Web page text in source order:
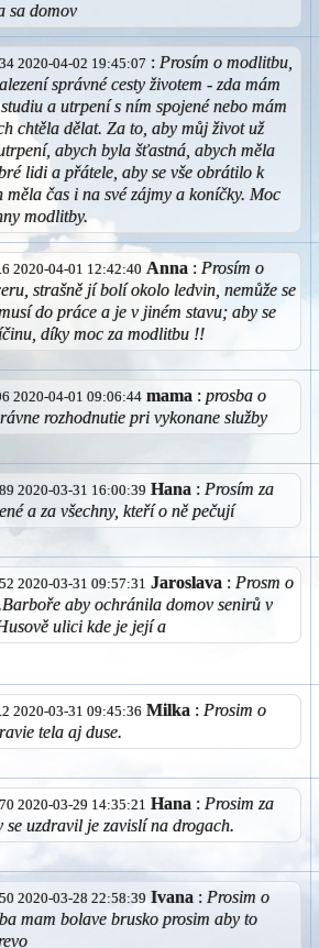
sa domov
2020-04-02 19:45:07 : Prosím o modlitbu,
správné cesty životem - zda mám
a utrpení s ním spojené nebo mám
chtěla dělat. Za to, aby můj život už
abych byla šťastná, abych měla
lidi a přátele, aby se vše obrátilo k
měla čas i na své zájmy a koníčky. Moc
modlitby.
2020-04-01 12:42:40 Anna : Prosím o
strašně jí bolí okolo ledvin, nemůže se
do práce a je v jiném stavu; aby se
díky moc za modlitbu !!
2020-04-01 09:06:44 mama :prosba o
rozhodnutie pri vykonane služby
2020-03-31 16:00:39 Hana : Prosím za
a za všechny, kteří o ně pečují
2020-03-31 09:57:31 Jaroslava : Prosm o
aby ochránila domov senirů v
ulici kde je její a
2020-03-31 09:45:36 Milka : Prosim o
tela aj duse.
2020-03-29 14:35:21 Hana : Prosim za
se uzdravil je zavislí na drogach.
2020-03-28 22:58:39 Ivana : Prosim o
mam bolave brusko prosim aby to